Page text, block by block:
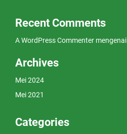
Recent Comments
A WordPress Commenter mengenai
Archives
Mei 2024
Mei 2021
Categories